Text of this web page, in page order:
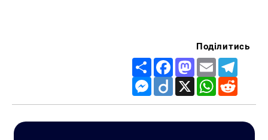
Поділитись
Share FacebookMastodon
Email
Messenger
Diigo X WhatsApp